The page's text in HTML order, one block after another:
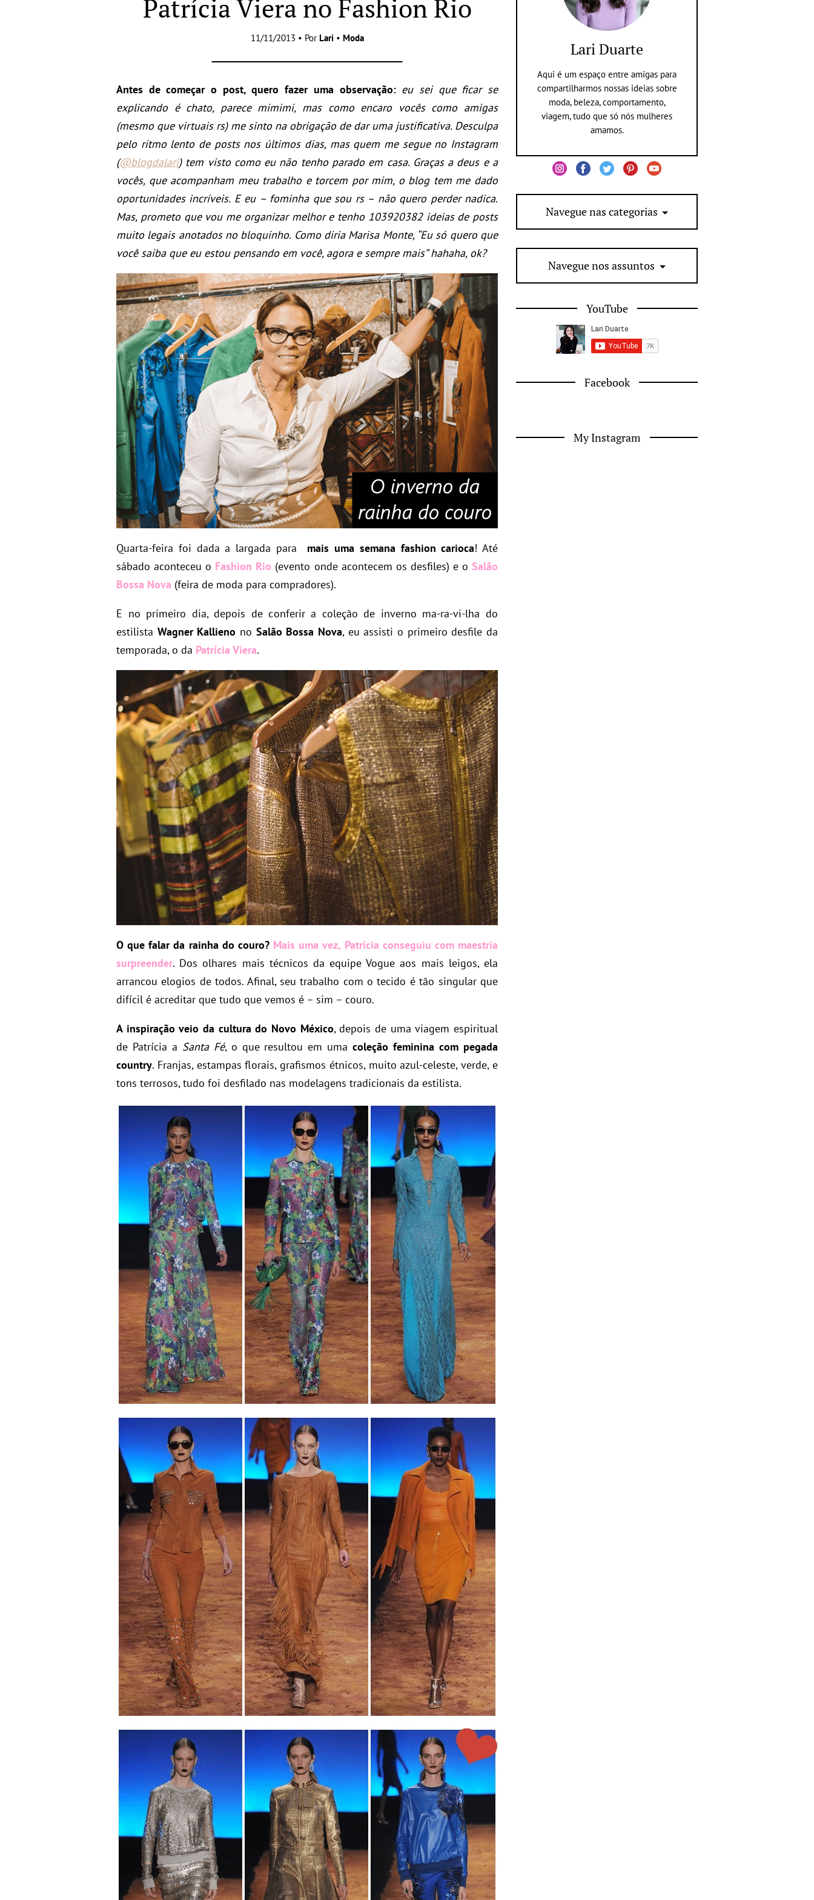
Patrícia Viera no Fashion Rio
11/11/2013 • Por Lari • Moda
Antes de começar o post, quero fazer uma observação: eu sei que ficar se
explicando é chato, parece mimimi, mas como encaro vocês como amigas
(mesmo que virtuais rs) me sinto na obrigação de dar uma justificativa. Desculpa
pelo ritmo lento de posts nos últimos dias, mas quem me segue no Instagram
(@blogdalari) tem visto como eu não tenho parado em casa. Graças a deus e a
vocês, que acompanham meu trabalho e torcem por mim, o blog tem me dado
oportunidades incríveis. E eu – fominha que sou rs – não quero perder nadica.
Mas, prometo que vou me organizar melhor e tenho 103920382 ideias de posts
muito legais anotados no bloquinho. Como diria Marisa Monte, “Eu só quero que
você saiba que eu estou pensando em você, agora e sempre mais” hahaha, ok?
Quarta-feira foi dada a largada para mais uma semana fashion carioca! Até
sábado aconteceu o Fashion Rio (evento onde acontecem os desfiles) e o Salão
Bossa Nova (feira de moda para compradores).
E no primeiro dia, depois de conferir a coleção de inverno ma-ra-vi-lha do
estilista Wagner Kallieno no Salão Bossa Nova, eu assisti o primeiro desfile da
temporada, o da Patrícia Viera.
O que falar da rainha do couro? Mais uma vez, Patrícia conseguiu com maestria
surpreender. Dos olhares mais técnicos da equipe Vogue aos mais leigos, ela
arrancou elogios de todos. Afinal, seu trabalho com o tecido é tão singular que
difícil é acreditar que tudo que vemos é – sim – couro.
A inspiração veio da cultura do Novo México, depois de uma viagem espiritual
de Patrícia a Santa Fé, o que resultou em umacoleção feminina com pegada
country. Franjas, estampas florais, grafismos étnicos, muito azul-celeste, verde, e
tons terrosos, tudo foi desfilado nas modelagens tradicionais da estilista.
Lari Duarte
Aqui é um espaço entre amigas para
compartilharmos nossas ideias sobre
moda, beleza, comportamento,
viagem, tudo que só nós mulheres
amamos.
Navegue nas categorias
Navegue nos assuntos
YouTube
Facebook
My Instagram